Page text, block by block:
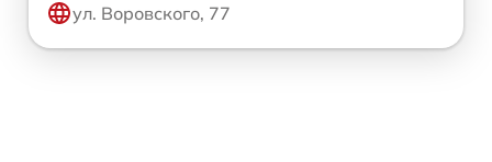
ул. Воровского, 77